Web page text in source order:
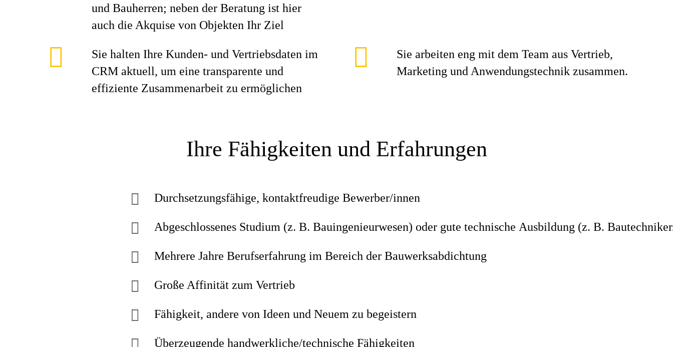
und Bauherren; neben der Beratung ist hier
auch die Akquise von Objekten Ihr Ziel
Sie halten Ihre Kunden- und Vertriebsdaten im
CRM aktuell, um eine transparente und
effiziente Zusammenarbeit zu ermöglichen
Sie arbeiten eng mit dem Team aus Vertrieb,
Marketing und Anwendungstechnik zusammen.
Ihre Fähigkeiten und Erfahrungen
Durchsetzungsfähige, kontaktfreudige Bewerber/innen
Abgeschlossenes Studium (z. B. Bauingenieurwesen) oder gute technische Ausbildung (z. B.
Mehrere Jahre Berufserfahrung im Bereich der Bauwerksabdichtung
Große Affinität zum Vertrieb
Fähigkeit, andere von Ideen und Neuem zu begeistern
Überzeugende handwerkliche/technische Fähigkeiten